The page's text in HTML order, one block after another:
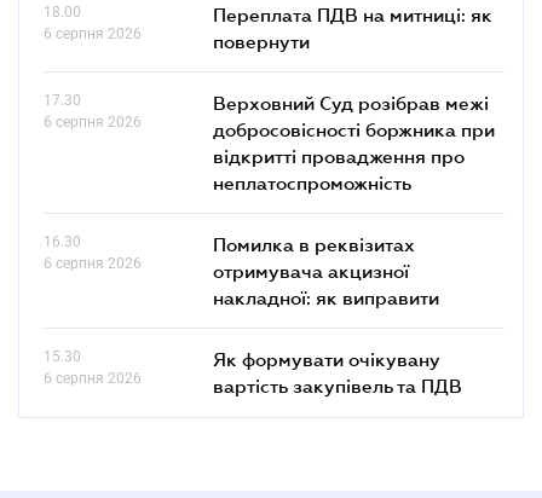
18.00
6 серпня 2026
Переплата ПДВ на митниці: як
повернути
17.30
6 серпня 2026
Верховний Суд розібрав межі
добросовісності боржника при
відкритті провадження про
неплатоспроможність
16.30
6 серпня 2026
Помилка в реквізитах
отримувача акцизної
накладної: як виправити
15.30
6 серпня 2026
Як формувати очікувану
вартість закупівель та ПДВ